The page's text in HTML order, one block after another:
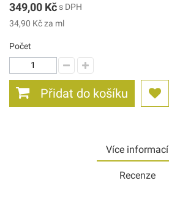
349,00 Kč s DPH
34,90 Kčza ml
Počet
Přidat do košíku
Více informací
Recenze